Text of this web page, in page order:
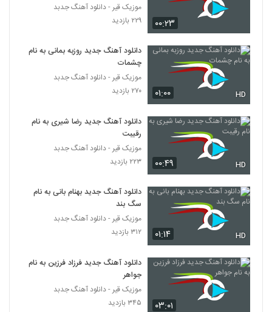
دانلود آهنگ محمد خشاوه دارم هواتو
۱۷۶ بازدید
موزیک زیبای شرمنده از مجید خراطها
262
۲۱۴ بازدید
263
Daryaye Moohaat)
دانلود آهنگ دوری ازم از رضا بهادر
265
دانلود آهنگ میثم فدایی حس عاشقی
(Meysam Fadaei Hesse Asheghi)
محراستی آهنگ آتش دل
۰۰:۲۳
موزیک قیر - دانلود آهنگ جدبد
۲۲۹ بازدید
۰۱:۰۰ HD
دانلود آهنگ جدید روزبه بمانی به نام
چشمات
موزیک قیر - دانلود آهنگ جدبد
۲۷۰ بازدید
۰۰:۴۹ HD
دانلود آهنگ جدید رضا شیری به نام
رقیبت
موزیک قیر - دانلود آهنگ جدبد
۲۲۳ بازدید
۰۱:۱۴ HD
دانلود آهنگ جدید بهنام بانی به نام
سگ بند
موزیک قیر - دانلود آهنگ جدبد
۳۱۲ بازدید
۰۳:۰۱
دانلود آهنگ جدید فرزاد فرزین به نام
جواهر
موزیک قیر - دانلود آهنگ جدبد
۳۴۵ بازدید